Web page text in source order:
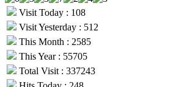
Visit Today : 108
Visit Yesterday : 512
This Month : 2585
This Year : 55705
Total Visit : 337243